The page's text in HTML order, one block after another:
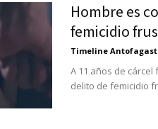
Hombre es
femicidio
Timeline
A 11 años de cárcel
delito de femicidio